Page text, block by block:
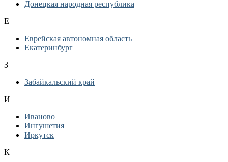
Донецкая народная республика
Е
Еврейская автономная область
Екатеринбург
З
Забайкальский край
И
Иваново
Ингушетия
Иркутск
К